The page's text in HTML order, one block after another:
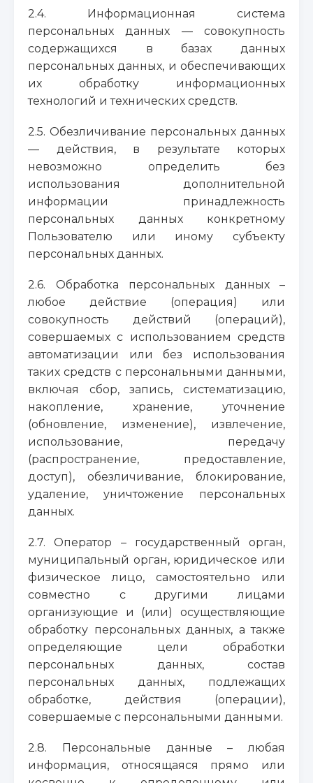
2.4. Информационная система
персональных данных — совокупность
содержащихся в базах данных
персональных данных, и обеспечивающих
их обработку информационных
технологий и технических средств.
2.5. Обезличивание персональных данных
— действия, в результате которых
невозможно определить без
использования дополнительной
информации принадлежность
персональных данных конкретному
Пользователю или иному субъекту
персональных данных.
2.6. Обработка персональных данных –
любое действие (операция) или
совокупность действий (операций),
совершаемых с использованием средств
автоматизации или без использования
таких средств с персональными данными,
включая сбор, запись, систематизацию,
накопление, хранение, уточнение
(обновление, изменение), извлечение,
использование, передачу
(распространение, предоставление,
доступ), обезличивание, блокирование,
удаление, уничтожение персональных
данных.
2.7. Оператор – государственный орган,
муниципальный орган, юридическое или
физическое лицо, самостоятельно или
совместно с другими лицами
организующие и (или) осуществляющие
обработку персональных данных, а также
определяющие цели обработки
персональных данных, состав
персональных данных, подлежащих
обработке, действия (операции),
совершаемые с персональными данными.
2.8. Персональные данные – любая
информация, относящаяся прямо или